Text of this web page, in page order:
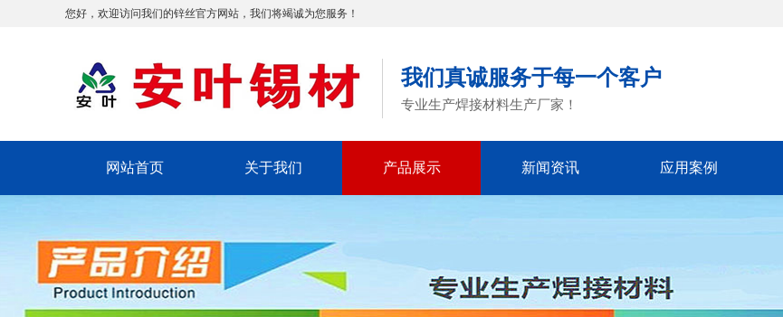
您好，欢迎访问我们的锌丝官方网站，我们将竭诚为您服务！
我们真诚服务于每一个客户
专业生产焊接材料生产厂家！
网站首页 关于我们 产品展示 新闻资讯 应用案例